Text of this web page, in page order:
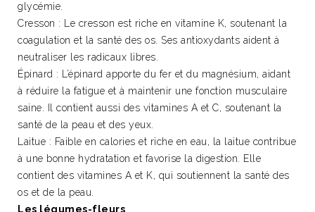
glycémie.
Cresson : Le cresson est riche en vitamine K, soutenant la
coagulation et la santé des os. Ses antioxydants aident à
neutraliser les radicaux libres.
Épinard : L’épinard apporte du fer et du magnésium, aidant
à réduire la fatigue et à maintenir une fonction musculaire
saine. Il contient aussi des vitamines A et C, soutenant la
santé de la peau et des yeux.
Laitue : Faible en calories et riche en eau, la laitue contribue
à une bonne hydratation et favorise la digestion. Elle
contient des vitamines A et K, qui soutiennent la santé des
os et de la peau.
Les légumes-fleurs